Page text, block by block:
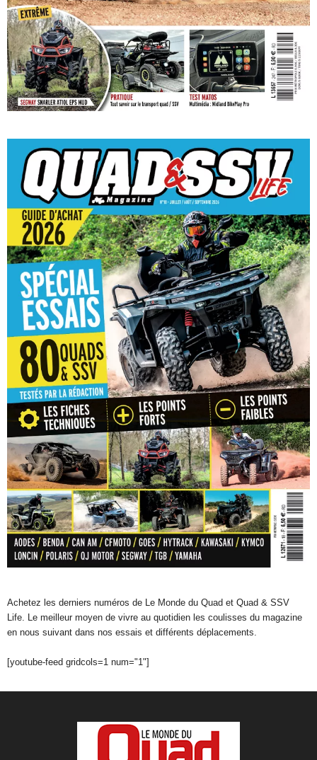
Achetez les derniers numéros de Le Monde du Quad et Quad & SSV
Life. Le meilleur moyen de vivre au quotidien les coulisses du magazine
en nous suivant dans nos essais et différents déplacements.
[youtube-feed gridcols=1 num="1"]